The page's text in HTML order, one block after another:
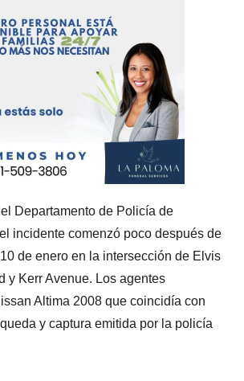
Departamento de Policía de
incidente comenzó poco después de
de enero en la intersección de Elvis
y Kerr Avenue. Los agentes
Altima 2008 que coincidía con
y captura emitida por la policía